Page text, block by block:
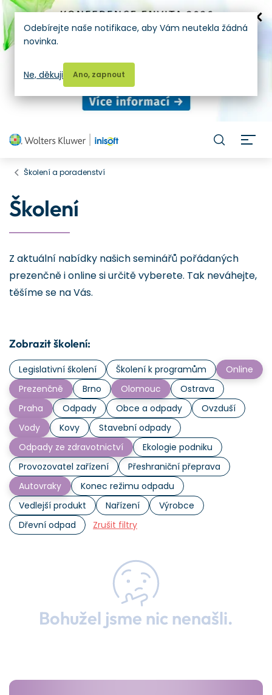
Školení a poradenství
Školení
Z aktuální nabídky našich seminářů pořádaných
prezenčně i online si určitě vyberete. Tak neváhejte,
těšíme se na Vás.
Zobrazit školení:
Legislativní školení Školení k programům
Online
Prezenčně
Brno Olomouc
Ostrava
Praha
Odpady Obce a odpady
Ovzduší
Vody
Kovy
Stavební odpady
Odpady ze zdravotnictví
Ekologie podniku
Provozovatel zařízení
Přeshraniční přeprava
Autovraky
Konec režimu odpadu
Vedlejší produkt
Nařízení
Výrobce
Dřevní odpad
Zrušit filtry
Bohužel jsme nic nenašli.
Odebírejte naše notifikace, aby Vám neutekla žádná
novinka.
Ano, zapnout
Ne, děkuji